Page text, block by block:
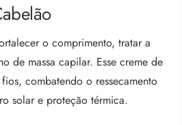
o comprimento, tratar a
de massa capilar. Esse creme de
combatendo o ressecamento
solar e proteção térmica.